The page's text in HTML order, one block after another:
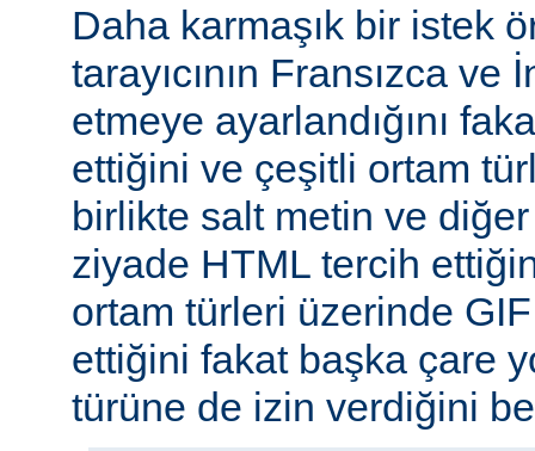
Daha karmaşık bir istek
tarayıcının Fransızca
etmeye ayarlandığını
ettiğini ve çeşitli ortam
birlikte salt metin ve
ziyade HTML tercih
ortam türleri üzerinde
ettiğini fakat başka çare
türüne de izin verdiğini